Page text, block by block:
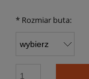
* Rozmiar buta: